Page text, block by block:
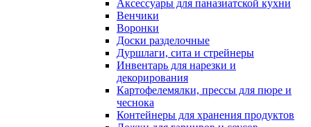
Аксессуары для паназиатской кухни
Венчики
Воронки
Доски разделочные
Дуршлаги, сита и стрейнеры
Инвентарь для нарезки и
декорирования
Картофелемялки, прессы для пюре и
чеснока
Контейнеры для хранения продуктов